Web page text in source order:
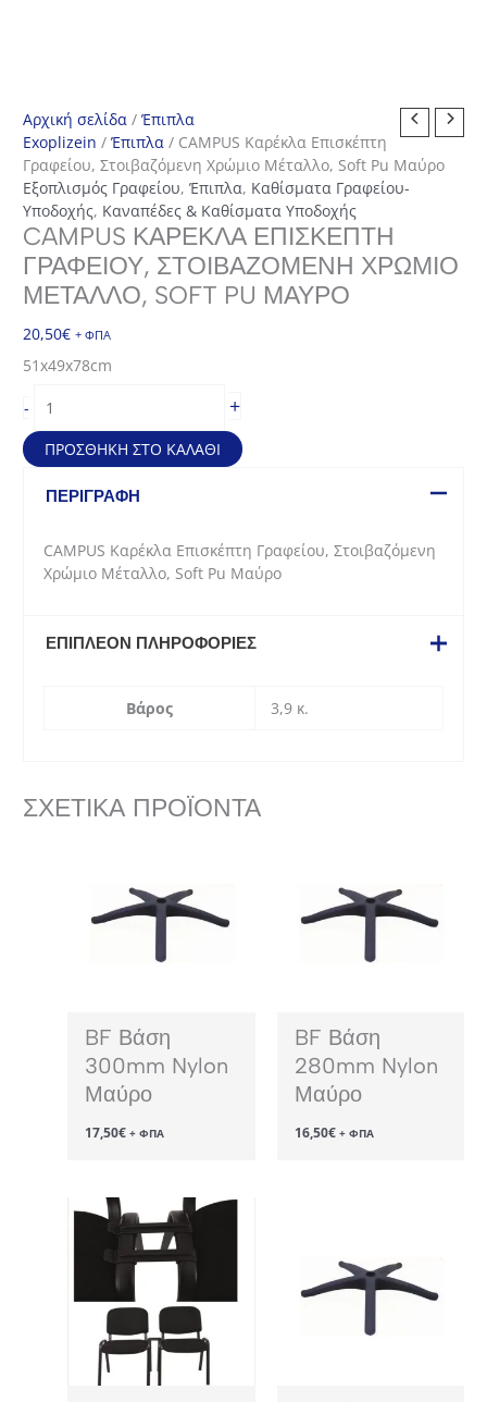
Αρχική σελίδα /Έπιπλα
Exoplizein /Έπιπλα / CAMPUS Καρέκλα Επισκέπτη
Γραφείου, Στοιβαζόμενη Χρώμιο Μέταλλο, Soft Pu Μαύρο
Εξοπλισμός Γραφείου,Έπιπλα, Καθίσματα Γραφείου-
Υποδοχής, Καναπέδες & Καθίσματα Υποδοχής
CAMPUS ΚΑΡΈΚΛΑ ΕΠΙΣΚΈΠΤΗ
ΓΡΑΦΕΊΟΥ, ΣΤΟΙΒΑΖΌΜΕΝΗ ΧΡΏΜΙΟ
ΜΈΤΑΛΛΟ, SOFT PU ΜΑΎΡΟ
20,50€ + ΦΠΑ
51x49x78cm
-
Καρέκλα
Επισκέπτη
Γραφείου,
Στοιβαζόμενη
Χρώμιο
Soft
Pu
+
ΠΡΟΣΘΉΚΗ ΣΤΟ ΚΑΛΆΘΙ
ΠΕΡΙΓΡΑΦΉ
CAMPUS Καρέκλα Επισκέπτη Γραφείου, Στοιβαζόμενη
Χρώμιο Μέταλλο, Soft Pu Μαύρο
ΕΠΙΠΛΈΟΝ ΠΛΗΡΟΦΟΡΊΕΣ
Βάρος 3,9 κ.
ΣΧΕΤΙΚΆ ΠΡΟΪΌΝΤΑ
BF Βάση
300mm Nylon
Μαύρο
17,50€ + ΦΠΑ
BF Βάση
280mm Nylon
Μαύρο
16,50€ + ΦΠΑ